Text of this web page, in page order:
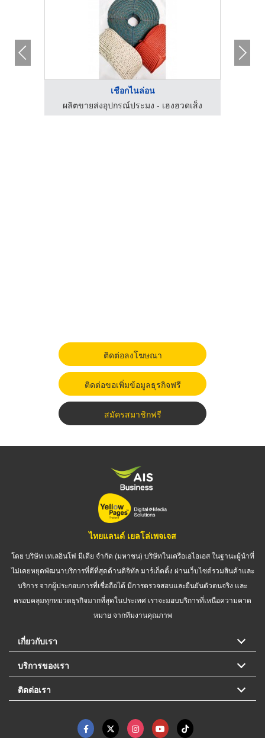
เชือกไนล่อน
ผลิตขายส่งอุปกรณ์ประมง - เฮงฮวดเส็ง
ติดต่อลงโฆษณา
ติดต่อขอเพิ่มข้อมูลธุรกิจฟรี
สมัครสมาชิกฟรี
ไทยแลนด์ เยลโล่เพจเจส
โดย บริษัท เทเลอินโฟ มีเดีย จำกัด (มหาชน) บริษัทในเครือเอไอเอส ในฐานะผู้นำที่
ไม่เคยหยุดพัฒนาบริการที่ดีที่สุดด้านดิจิทัล มาร์เก็ตติ้ง ผ่านเว็บไซต์รวมสินค้าและ
บริการ จากผู้ประกอบการที่เชื่อถือได้ มีการตรวจสอบและยืนยันตัวตนจริง และ
ครอบคลุมทุกหมวดธุรกิจมากที่สุดในประเทศ เราจะมอบบริการที่เหนือความคาด
หมาย จากทีมงานคุณภาพ
เกี่ยวกับเรา
บริการของเรา
ติดต่อเรา